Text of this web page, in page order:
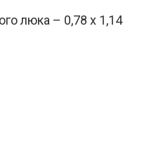
люка – 0,78 х 1,14